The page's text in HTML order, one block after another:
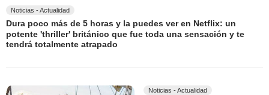
Noticias - Actualidad
Dura poco más de 5 horas y la puedes ver en Netflix: un
potente 'thriller' británico que fue toda una sensación y te
tendrá totalmente atrapado
Noticias - Actualidad